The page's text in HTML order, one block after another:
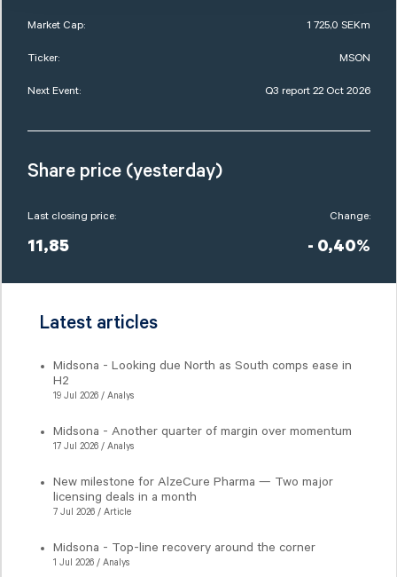
Market Cap: 1 725,0 SEKm
Ticker: MSON
Next Event: Q3 report 22 Oct 2026
Share price (yesterday)
Last closing price:
11,85
Change:
- 0,40%
Latest articles
Midsona - Looking due North as South comps ease in
H2
19 Jul 2026 / Analys
Midsona - Another quarter of margin over momentum
17 Jul 2026 / Analys
New milestone for AlzeCure Pharma — Two major
licensing deals in a month
7 Jul 2026 / Article
Midsona - Top-line recovery around the corner
1 Jul 2026 / Analys